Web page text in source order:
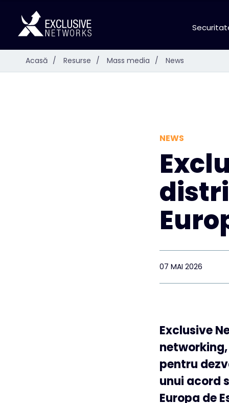
Acasă / Resurse / Mass media / News
NEWS
07 MAI 2026
Exclusive
pentru
unui acord
Europa de